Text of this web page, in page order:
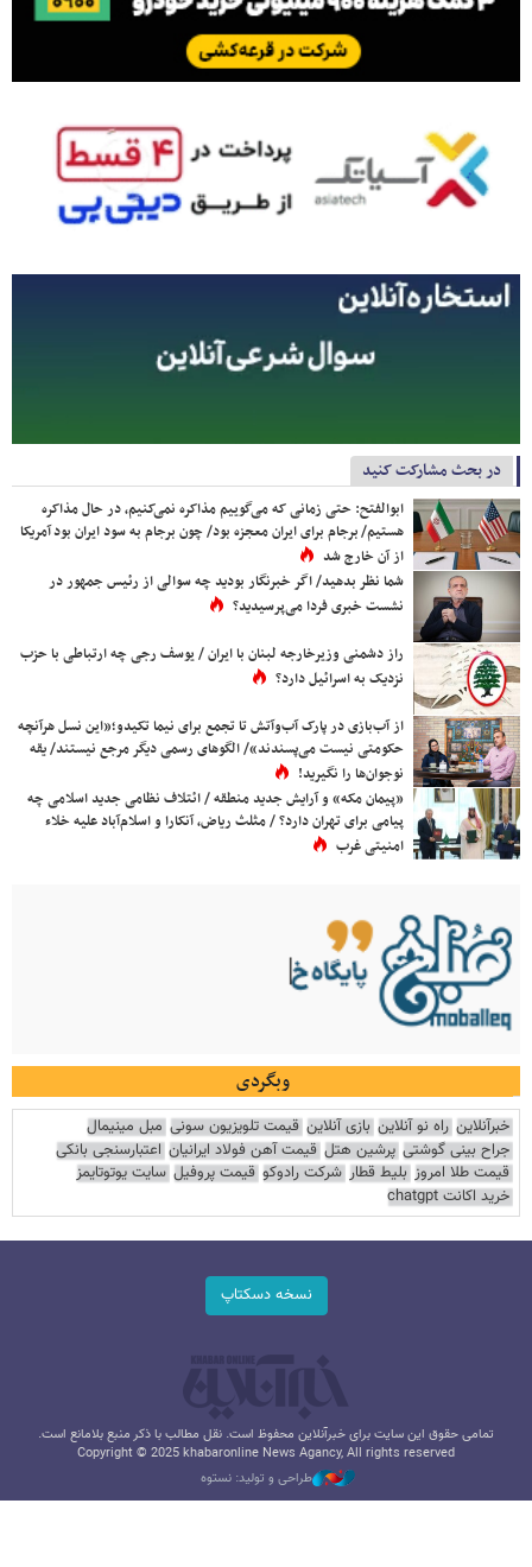
در بحث مشارکت کنید
ابوالفتح: حتی زمانی که می‌گوییم مذاکره نمی‌کنیم، در حال مذاکره
هستیم/ برجام برای ایران معجزه بود/ چون برجام به سود ایران بود آمریکا
از آن خارج شد
شما نظر بدهید/ اگر خبرنگار بودید چه سوالی از رئیس جمهور در
نشست خبری فردا می‌پرسیدید؟
راز دشمنی وزیرخارجه لبنان با ایران / یوسف رجی چه ارتباطی با حزب
نزدیک به اسرائیل دارد؟
از آب‌بازی در پارک آب‌وآتش تا تجمع برای نیما تکیدو؛«این نسل هرآنچه
حکومتی نیست می‌پسندند»/ الگوهای رسمی دیگر مرجع نیستند/ یقه
نوجوان‌ها را نگیرید!
«پیمان مکه» و آرایش جدید منطقه / ائتلاف نظامی جدید اسلامی چه
پیامی برای تهران دارد؟ / مثلث ریاض، آنکارا و اسلام‌آباد علیه خلاء
امنیتی غرب
وبگردی
خبرآنلاین راه نو آنلاین بازی آنلاین قیمت تلویزیون سونی مبل مینیمال
جراح بینی گوشتی پرشین هتل قیمت آهن فولاد ایرانیان اعتبارسنجی بانکی
قیمت طلا امروز بلیط قطار شرکت رادوکو قیمت پروفیل سایت یوتوتایمز
خرید اکانت chatgpt
نسخه دسکتاپ
تمامی حقوق این سایت برای خبرآنلاین محفوظ است. نقل مطالب با ذکر منبع بلامانع است.
Copyright © 2025 khabaronline News Agancy, All rights reserved
طراحی و تولید: نستوه